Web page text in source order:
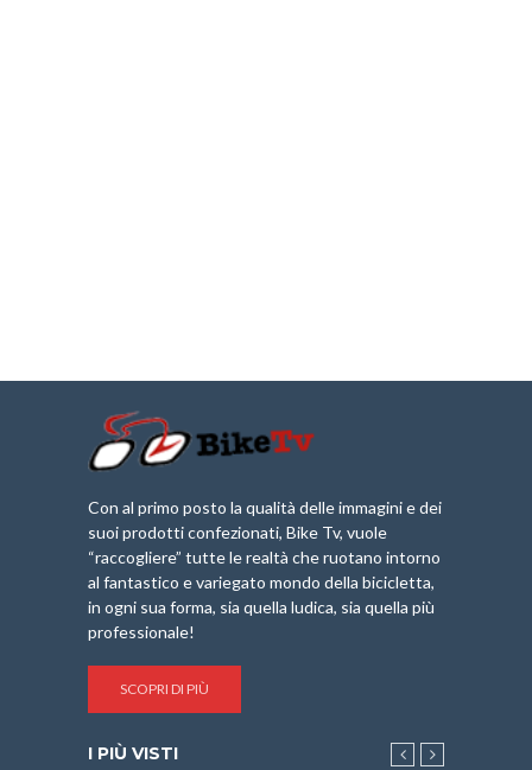
Con al primo posto la qualità delle immagini e dei
suoi prodotti confezionati, Bike Tv, vuole
“raccogliere” tutte le realtà che ruotano intorno
al fantastico e variegato mondo della bicicletta,
in ogni sua forma, sia quella ludica, sia quella più
professionale!
SCOPRI DI PIÙ
I PIÙ VISTI